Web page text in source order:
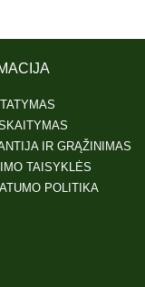
IR GRĄŽINIMAS
TAISYKLĖS
POLITIKA